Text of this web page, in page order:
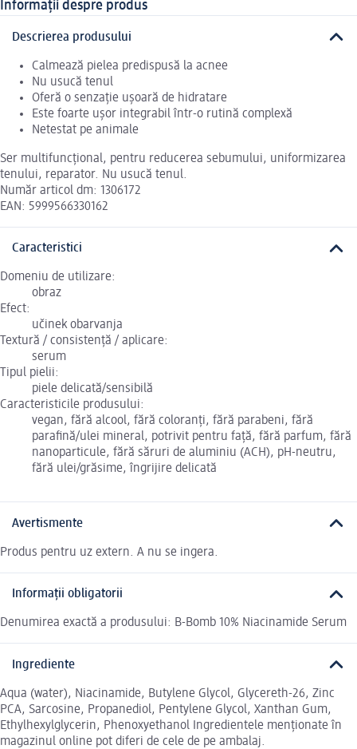
Informații despre produs
Descrierea produsului
Calmează pielea predispusă la acnee
Nu usucă tenul
Oferă o senzație ușoară de hidratare
Este foarte ușor integrabil într-o rutină complexă
Netestat pe animale
Ser multifuncțional, pentru reducerea sebumului, uniformizarea
tenului, reparator. Nu usucă tenul.
Număr articol dm: 1306172
EAN: 5999566330162
Caracteristici
Domeniu de utilizare:
obraz
Efect:
učinek obarvanja
Textură / consistență / aplicare:
serum
Tipul pielii:
piele delicată/sensibilă
Caracteristicile produsului:
vegan, fără alcool, fără coloranți, fără parabeni, fără
parafină/ulei mineral, potrivit pentru față, fără parfum, fără
nanoparticule, fără săruri de aluminiu (ACH), pH-neutru,
fără ulei/grăsime, îngrijire delicată
Avertismente
Produs pentru uz extern. A nu se ingera.
Informații obligatorii
Denumirea exactă a produsului: B-Bomb 10% Niacinamide Serum
Ingrediente
Aqua (water), Niacinamide, Butylene Glycol, Glycereth-26, Zinc
PCA, Sarcosine, Propanediol, Pentylene Glycol, Xanthan Gum,
Ethylhexylglycerin, Phenoxyethanol Ingredientele menționate în
magazinul online pot diferi de cele de pe ambalaj.